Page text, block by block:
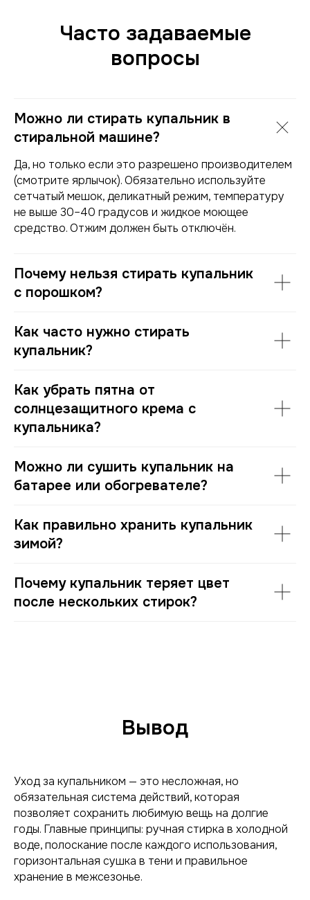
Часто задаваемые
вопросы
Можно ли стирать купальник в
стиральной машине?
Да, но только если это разрешено производителем
(смотрите ярлычок). Обязательно используйте
сетчатый мешок, деликатный режим, температуру
не выше 30–40 градусов и жидкое моющее
средство. Отжим должен быть отключён.
Почему нельзя стирать купальник
с порошком?
Как часто нужно стирать
купальник?
Как убрать пятна от
солнцезащитного крема с
купальника?
Можно ли сушить купальник на
батарее или обогревателе?
Как правильно хранить купальник
зимой?
Почему купальник теряет цвет
после нескольких стирок?
Вывод
Уход за купальником — это несложная, но
обязательная система действий, которая
позволяет сохранить любимую вещь на долгие
годы. Главные принципы: ручная стирка в холодной
воде, полоскание после каждого использования,
горизонтальная сушка в тени и правильное
хранение в межсезонье.
ОГРН 1131690038171